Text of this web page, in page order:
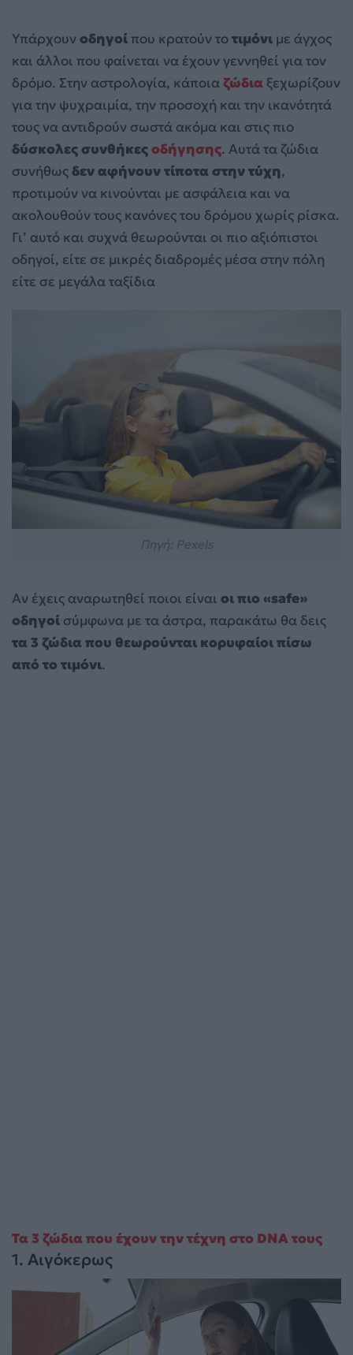
Υπάρχουνοδηγοί που κρατούν τοτιμόνι με άγχος
και άλλοι που φαίνεται να έχουν γεννηθεί για τον
δρόμο. Στην αστρολογία, κάποιαζώδια ξεχωρίζουν
για την ψυχραιμία, την προσοχή και την ικανότητά
τους να αντιδρούν σωστά ακόμα και στις πιο
δύσκολες συνθήκεςοδήγησης. Αυτά τα ζώδια
συνήθωςδεν αφήνουν τίποτα στην τύχη,
προτιμούν να κινούνται με ασφάλεια και να
ακολουθούν τους κανόνες του δρόμου χωρίς ρίσκα.
Γι’ αυτό και συχνά θεωρούνται οι πιο αξιόπιστοι
οδηγοί, είτε σε μικρές διαδρομές μέσα στην πόλη
είτε σε μεγάλα ταξίδια
Αν έχεις αναρωτηθεί ποιοι είναι οι πιο «safe»
οδηγοί σύμφωνα με τα άστρα, παρακάτω θα δεις
τα 3 ζώδια που θεωρούνται κορυφαίοι πίσω
από το τιμόνι.
Τα 3 ζώδια που έχουν την τέχνη στο DNA τους
1. Αιγόκερως